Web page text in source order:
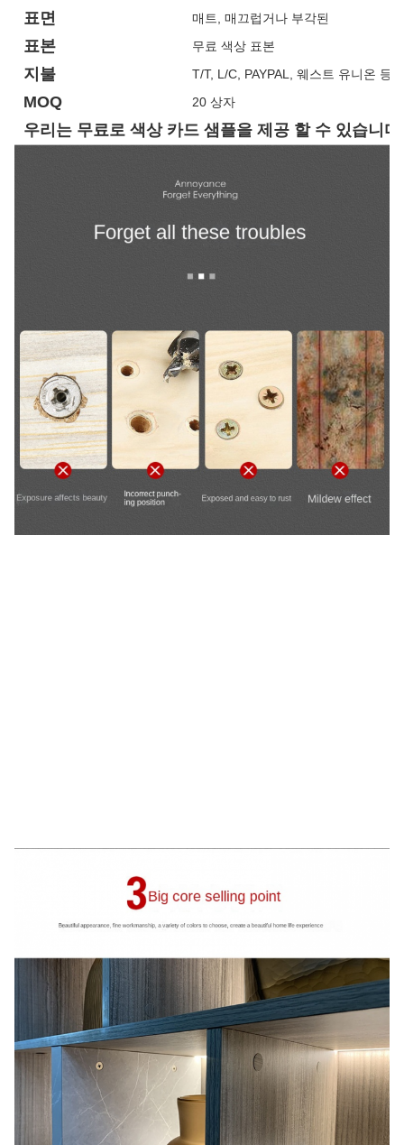
표면 매트, 매끄럽거나 부각된
표본 무료 색상 표본
지불 T/T, L/C, PAYPAL, 웨스트 유니온 등
MOQ 20 상자
우리는 무료로 색상 카드 샘플을 제공 할 수 있습니